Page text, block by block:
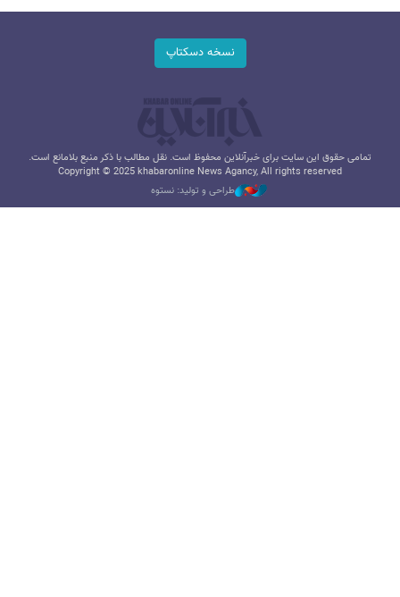
نسخه دسکتاپ
تمامی حقوق این سایت برای خبرآنلاین محفوظ است. نقل مطالب با ذکر منبع بلامانع است.
Copyright © 2025 khabaronline News Agancy, All rights reserved
طراحی و تولید: نستوه